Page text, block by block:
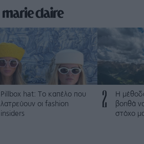
Pillbox hat: Το καπέλο που
λατρεύουν οι fashion
insiders
2
Η
βοηθά
στόχο